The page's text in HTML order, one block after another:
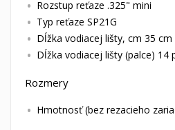
Rozstup reťaze .325" mini
Typ reťaze SP21G
Dĺžka vodiacej lišty, cm 35 cm
Dĺžka vodiacej lišty (palce) 14
Rozmery
Hmotnosť (bez rezacieho